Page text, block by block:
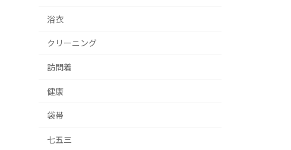
浴衣
クリーニング
訪問着
健康
袋帯
七五三